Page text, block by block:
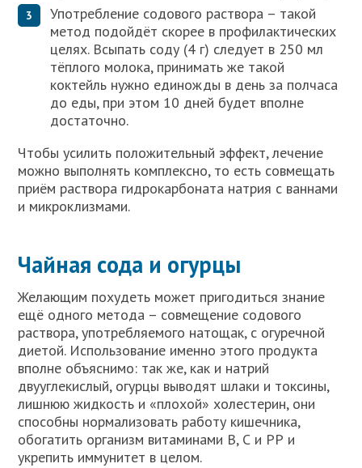
Употребление содового раствора – такой
метод подойдёт скорее в профилактических
целях. Всыпать соду (4 г) следует в 250 мл
тёплого молока, принимать же такой
коктейль нужно единожды в день за полчаса
до еды, при этом 10 дней будет вполне
достаточно.
Чтобы усилить положительный эффект, лечение
можно выполнять комплексно, то есть совмещать
приём раствора гидрокарбоната натрия с ваннами
и микроклизмами.
Чайная сода и огурцы
Желающим похудеть может пригодиться знание
ещё одного метода – совмещение содового
раствора, употребляемого натощак, с огуречной
диетой. Использование именно этого продукта
вполне объяснимо: так же, как и натрий
двууглекислый, огурцы выводят шлаки и токсины,
лишнюю жидкость и «плохой» холестерин, они
способны нормализовать работу кишечника,
обогатить организм витаминами В, С и РР и
укрепить иммунитет в целом.